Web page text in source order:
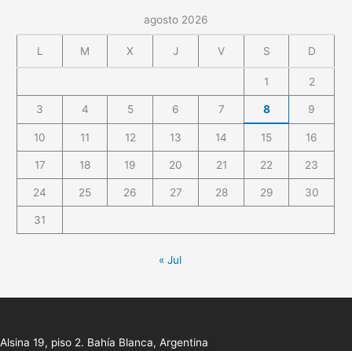
agosto 2026
L M X J V S D
1 2
3 4 5 6 7 8 9
10 11 12 13 14 15 16
17 18 19 20 21 22 23
24 25 26 27 28 29 30
31
« Jul
Alsina 19, piso 2. Bahía Blanca, Argentina